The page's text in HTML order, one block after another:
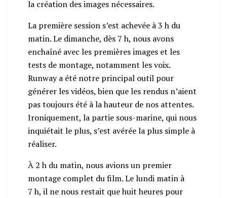
la création des images nécessaires.
La première session s’est achevée à 3 h du
matin. Le dimanche, dès 7 h, nous avons
enchaîné avec les premières images et les
tests de montage, notamment les voix.
Runway a été notre principal outil pour
générer les vidéos, bien que les rendus n’aient
pas toujours été à la hauteur de nos attentes.
Ironiquement, la partie sous-marine, qui nous
inquiétait le plus, s’est avérée la plus simple à
réaliser.
À 2 h du matin, nous avions un premier
montage complet du film. Le lundi matin à
7 h, il ne nous restait que huit heures pour